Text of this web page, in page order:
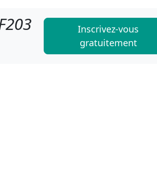
Inscrivez-vous
gratuitement